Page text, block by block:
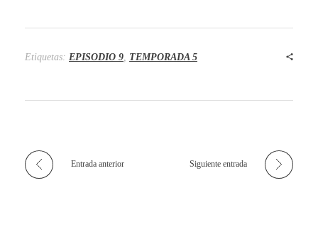
Etiquetas: EPISODIO 9 TEMPORADA 5
Entrada anterior Siguiente entrada